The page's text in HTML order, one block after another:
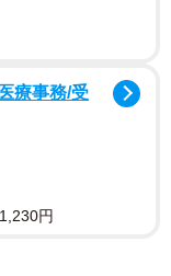
込めて―。アマビエ瓦
療事務/受
円